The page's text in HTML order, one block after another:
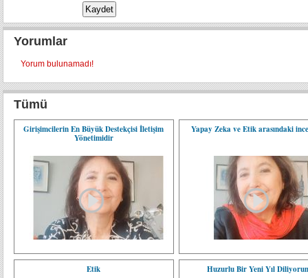
Yorumlar
Yorum bulunamadı!
Tümü
Girişimcilerin En Büyük Destekçisi İletişim
Yönetimidir
Yapay Zeka ve Etik arasındaki
Etik Huzurlu Bir Yeni Yıl